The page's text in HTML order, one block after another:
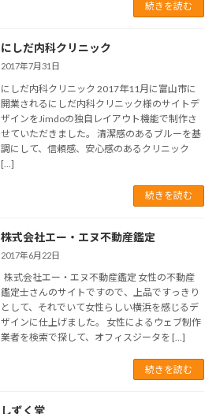
続きを読む
にしだ内科クリニック
2017年7月31日
にしだ内科クリニック 2017年11月に富山市に
開業されるにしだ内科クリニック様のサイトデ
ザインをJimdoの独自レイアウト機能で制作さ
せていただきました。 清潔感のあるブルーを基
調にして、信頼感、安心感のあるクリニック
[…]
続きを読む
株式会社エー・エヌ不動産鑑定
2017年6月22日
株式会社エー・エヌ不動産鑑定 女性の不動産
鑑定士さんのサイトですので、上品ですっきり
として、それでいて女性らしい横浜を感じるデ
ザインに仕上げました。 女性によるウェブ制作
業者を検索で探して、オフィスジータを […]
続きを読む
しずく堂